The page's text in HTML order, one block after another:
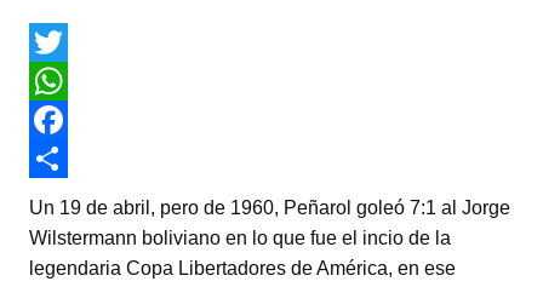
T
w
t
t
e
W
h
a
t
s
F
a
c
e
C
o
m
Un 19 de abril, pero de 1960, Peñarol goleó 7:1 al Jorge
Wilstermann boliviano en lo que fue el incio de la
legendaria Copa Libertadores de América, en ese